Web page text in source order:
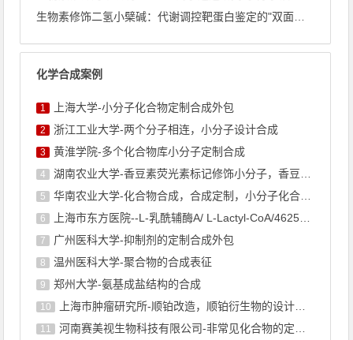
化学合成案例
1 上海大学-小分子化合物定制合成外包
2 浙江工业大学-两个分子相连，小分子设计合成
3 黄淮学院-多个化合物库小分子定制合成
4 湖南农业大学-香豆素荧光素标记修饰小分子，香豆素衍生物的合成
5 华南农业大学-化合物合成，合成定制，小分子化合物的订购
6 上海市东方医院--L-乳酰辅酶A/ L-Lactyl-CoA/4625-32-5/1926 ...
7 广州医科大学-抑制剂的定制合成外包
8 温州医科大学-聚合物的合成表征
9 郑州大学-氨基成盐结构的合成
10 上海巿肿瘤研究所-顺铂改造，顺铂衍生物的设计合成
11 河南赛美视生物科技有限公司-非常见化合物的定制合成，工艺研发